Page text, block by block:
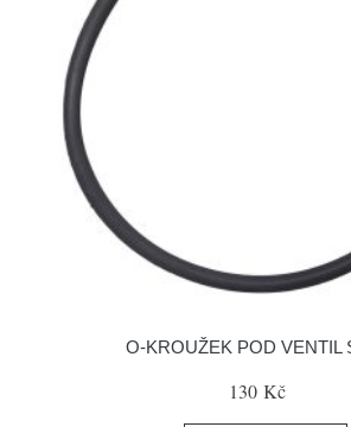
O-KROUŽEK POD VENTIL
130 Kč